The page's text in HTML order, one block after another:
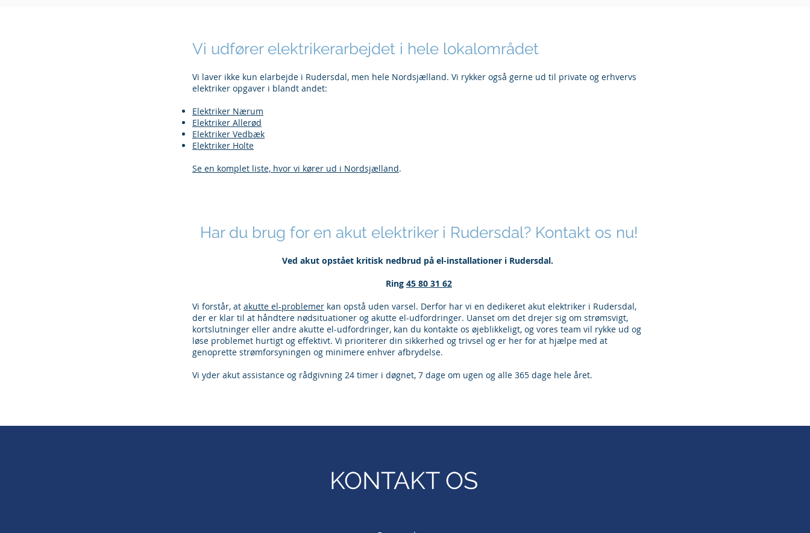
Vi udfører elektrikerarbejdet i hele lokalområdet
Vi laver ikke kun elarbejde i Rudersdal, men hele Nordsjælland. Vi rykker også gerne ud til private og erhvervs
elektriker opgaver i blandt andet:
Elektriker Nærum
Elektriker Allerød
Elektriker Vedbæk
Elektriker Holte
Se en komplet liste, hvor vi kører ud i Nordsjælland.
Har du brug for en akut elektriker i Rudersdal? Kontakt os nu!
Ved akut opstået kritisk nedbrud på el-installationer i Rudersdal.
Ring 45 80 31 62
Vi forstår, at akutte el-problemer kan opstå uden varsel. Derfor har vi en dedikeret akut elektriker i Rudersdal,
der er klar til at håndtere nødsituationer og akutte el-udfordringer. Uanset om det drejer sig om strømsvigt,
kortslutninger eller andre akutte el-udfordringer, kan du kontakte os øjeblikkeligt, og vores team vil rykke ud og
løse problemet hurtigt og effektivt. Vi prioriterer din sikkerhed og trivsel og er her for at hjælpe med at
genoprette strømforsyningen og minimere enhver afbrydelse.
Vi yder akut assistance og rådgivning 24 timer i døgnet, 7 dage om ugen og alle 365 dage hele året.
KONTAKT OS